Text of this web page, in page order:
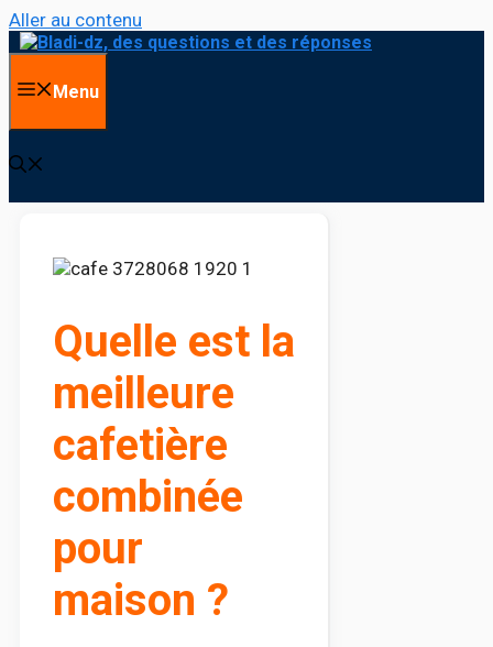
Aller au contenu
Menu
Quelle est la
meilleure
cafetière
combinée
pour
maison ?